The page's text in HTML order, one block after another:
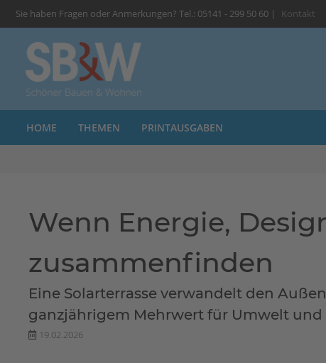
Sie haben Fragen oder Anmerkungen? Tel.: 05141 - 299 50 60 | Kontakt
HOME THEMEN PRINTAUSGABEN
Wenn Energie,
zusammenfinden
Eine Solarterrasse verwandelt den
ganzjährigem Mehrwert für Umwelt und
19.02.2026